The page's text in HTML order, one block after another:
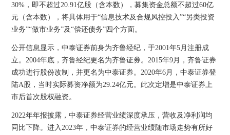
30%，即不超过20.91亿股（含本数），募集资金总额不超过60亿
元（含本数），将具体用于“信息技术及合规风控投入”“另类投资
业务”“做市业务”及“偿还债务”四个方面。
公开信息显示，中泰证券前身为齐鲁经纪，于2001年5月注册成
立。2004年底，齐鲁经纪更名为齐鲁证券。2015年9月，齐鲁证券
成功进行股份改制，并更名为中泰证券。2020年6月，中泰证券登
陆A股，当时实际募资净额为29.24亿元。此次定增是中泰证券上
市后首次股权融资。
2022年年报披露，中泰证券经营业绩深度承压，营收及净利润均
同比下降。进入2023年，中泰证券的经营业绩随市场走势有所好